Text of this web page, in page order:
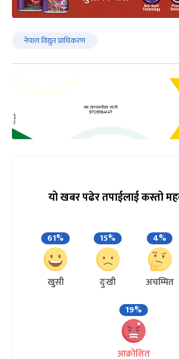
नेपाल विद्युत प्राधिकरण
यो खबर पढेर तपाईलाई कस्तो
61%
खुसी
15%
दुःखी
4%
अचम्मित
19%
आक्रोशित